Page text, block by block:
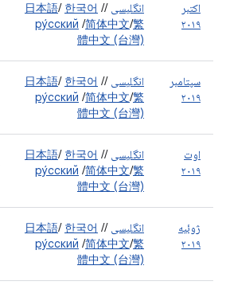
اکتبر
۲۰۱۹
انگلیسی /
日本語/ 한국어 /
ру́сский /简体中文/繁
體中文 (台灣)
سپتامبر
۲۰۱۹
انگلیسی /
日本語/ 한국어 /
ру́сский /简体中文/繁
體中文 (台灣)
اوت
۲۰۱۹
انگلیسی /
日本語/ 한국어 /
ру́сский /简体中文/繁
體中文 (台灣)
ژوئیه
۲۰۱۹
انگلیسی /
日本語/ 한국어 /
ру́сский /简体中文/繁
體中文 (台灣)